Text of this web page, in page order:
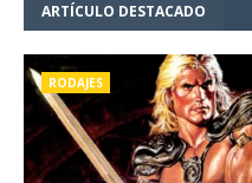
ARTÍCULO DESTACADO
RODAJES